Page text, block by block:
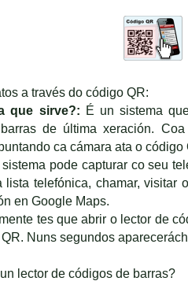
a través do código QR:
que sirve?: É un sistema
de última xeración.
ca cámara ata o código
pode capturar co seu
telefónica, chamar, visitar
en Google Maps.
tes que abrir o lector de
Nuns segundos
lector de códigos de barras?